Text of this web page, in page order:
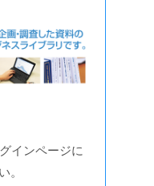
インページに
。